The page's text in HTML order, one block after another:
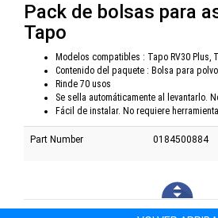
Pack de bolsas para
Tapo
Modelos compatibles : Tapo RV30 Plus,
Contenido del paquete : Bolsa para
Rinde 70 usos
Se sella automáticamente al levantarlo.
Fácil de instalar. No requiere
Part Number 0184500884